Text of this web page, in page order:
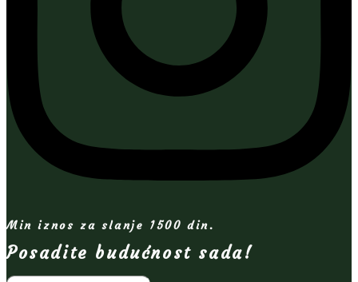
Min iznos za slanje 1500 din.
Posadite budućnost sada!